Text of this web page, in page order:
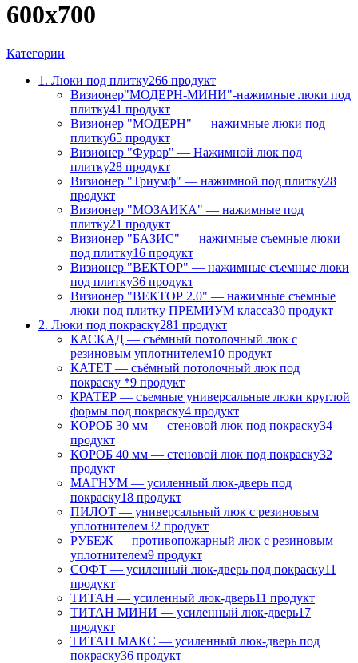
600х700
Категории
1. Люки под плитку266 продукт
Визионер"МОДЕРН-МИНИ"-нажимные люки под
плитку41 продукт
Визионер "МОДЕРН" — нажимные люки под
плитку65 продукт
Визионер "Фурор" — Нажимной люк под
плитку28 продукт
Визионер "Триумф" — нажимной под плитку28
продукт
Визионер "МОЗАИКА" — нажимные под
плитку21 продукт
Визионер "БАЗИС" — нажимные съемные люки
под плитку16 продукт
Визионер "ВЕКТОР" — нажимные съемные люки
под плитку36 продукт
Визионер "ВЕКТОР 2.0" — нажимные съемные
люки под плитку ПРЕМИУМ класса30 продукт
2. Люки под покраску281 продукт
КАСКАД — съёмный потолочный люк с
резиновым уплотнителем10 продукт
КАТЕТ — съёмный потолочный люк под
покраску *9 продукт
КРАТЕР — съемные универсальные люки круглой
формы под покраску4 продукт
КОРОБ 30 мм — стеновой люк под покраску34
продукт
КОРОБ 40 мм — стеновой люк под покраску32
продукт
МАГНУМ — усиленный люк-дверь под
покраску18 продукт
ПИЛОТ — универсальный люк с резиновым
уплотнителем32 продукт
РУБЕЖ — противопожарный люк с резиновым
уплотнителем9 продукт
СОФТ — усиленный люк-дверь под покраску11
продукт
ТИТАН — усиленный люк-дверь11 продукт
ТИТАН МИНИ — усиленный люк-дверь17
продукт
ТИТАН МАКС — усиленный люк-дверь под
покраску36 продукт